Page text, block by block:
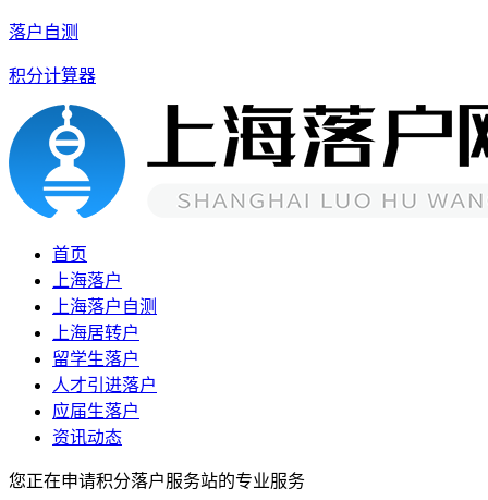
落户自测
积分计算器
首页
上海落户
上海落户自测
上海居转户
留学生落户
人才引进落户
应届生落户
资讯动态
您正在申请积分落户服务站的专业服务